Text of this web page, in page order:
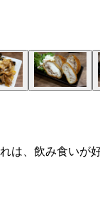
は、飲み食いが